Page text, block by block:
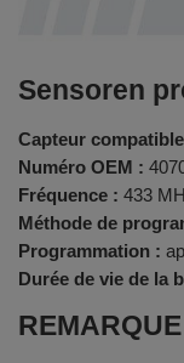
Sensoren
Capteur
Numéro OEM :
Fréquence : 433
Méthode de
Programmation :
Durée de vie de la